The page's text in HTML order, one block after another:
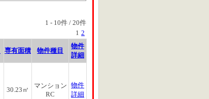
1 - 10件 / 20件
1 2
専有面積 物件種目
物件
詳細
30.23㎡
マンション
RC
物件
詳細